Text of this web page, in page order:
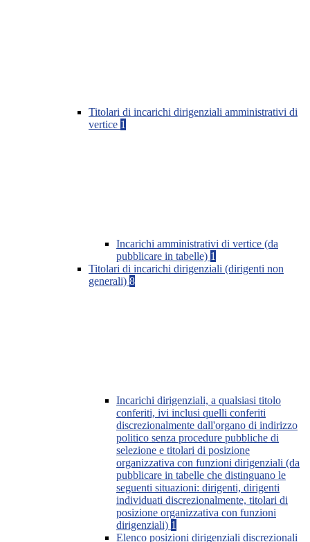
Titolari di incarichi dirigenziali amministrativi di
vertice 1
Incarichi amministrativi di vertice (da
pubblicare in tabelle) 1
Titolari di incarichi dirigenziali (dirigenti non
generali) 8
Incarichi dirigenziali, a qualsiasi titolo
conferiti, ivi inclusi quelli conferiti
discrezionalmente dall'organo di indirizzo
politico senza procedure pubbliche di
selezione e titolari di posizione
organizzativa con funzioni dirigenziali (da
pubblicare in tabelle che distinguano le
seguenti situazioni: dirigenti, dirigenti
individuati discrezionalmente, titolari di
posizione organizzativa con funzioni
dirigenziali) 1
Elenco posizioni dirigenziali discrezionali